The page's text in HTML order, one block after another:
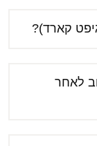
קארד)?
לאחר